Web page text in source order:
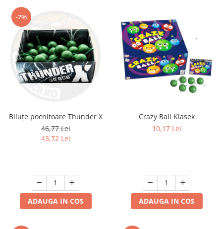
-7%
Biluțe pocnitoare Thunder X
46,77 Lei
43,72 Lei
ADAUGA IN COS
Crazy Ball Klasek
10,17 Lei
ADAUGA IN COS